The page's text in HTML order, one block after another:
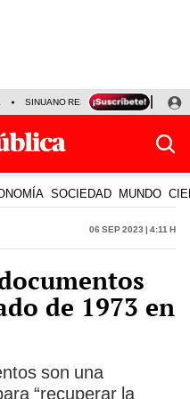
SINUANO RESULTADOS HOY
SOCIEDAD MUNDO
06 Sep 2023 | 4:11 h
de 1973 en
son una
“recuperar la